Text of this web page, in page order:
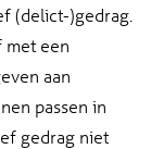
(delict-)gedrag.
met een
aan
passen in
gedrag niet